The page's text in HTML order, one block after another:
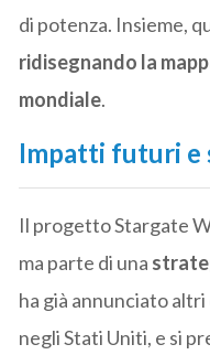
di potenza. Insieme,
ridisegnando la
mondiale.
Impatti futuri e
Il progetto Stargate
ma parte di una
ha già annunciato
negli Stati Uniti, e si